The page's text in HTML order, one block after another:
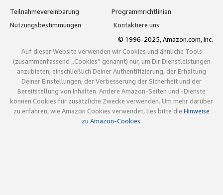
Teilnahmevereinbarung
Programmrichtlinien
Nutzungsbestimmungen
Kontaktiere uns
© 1996-2025, Amazon.com, Inc.
Auf dieser Website verwenden wir Cookies und ähnliche Tools
(zusammenfassend „Cookies“ genannt) nur, um Dir Dienstleistungen
anzubieten, einschließlich Deiner Authentifizierung, der Erhaltung
Deiner Einstellungen, der Verbesserung der Sicherheit und der
Bereitstellung von Inhalten. Andere Amazon-Seiten und -Dienste
können Cookies für zusätzliche Zwecke verwenden. Um mehr darüber
zu erfahren, wie Amazon Cookies verwendet, lies bitte die Hinweise
zu Amazon-Cookies.